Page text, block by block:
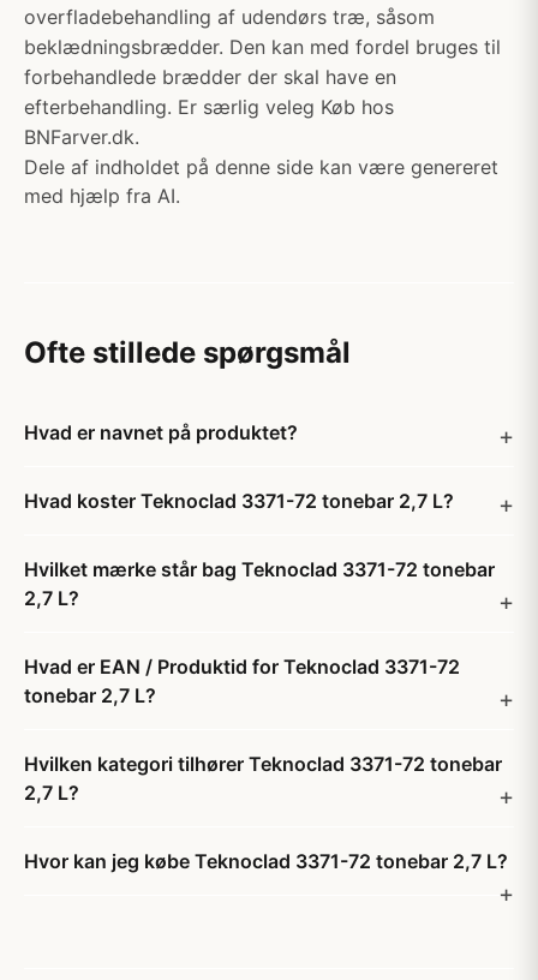
overfladebehandling af udendørs træ, såsom
beklædningsbrædder. Den kan med fordel bruges til
forbehandlede brædder der skal have en
efterbehandling. Er særlig veleg Køb hos
BNFarver.dk.
Dele af indholdet på denne side kan være genereret
med hjælp fra AI.
Ofte stillede spørgsmål
Hvad er navnet på produktet?
Hvad koster Teknoclad 3371-72 tonebar 2,7 L?
Hvilket mærke står bag Teknoclad 3371-72 tonebar
2,7 L?
Hvad er EAN / Produktid for Teknoclad 3371-72
tonebar 2,7 L?
Hvilken kategori tilhører Teknoclad 3371-72 tonebar
2,7 L?
Hvor kan jeg købe Teknoclad 3371-72 tonebar 2,7 L?